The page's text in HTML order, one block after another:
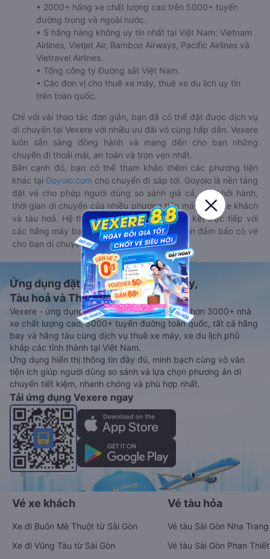
• 2000+ hãng xe chất lượng cao trên 5000+ tuyến
đường trong và ngoài nước.
• 5 hãng hàng không uy tín nhất tại Việt Nam: Vietnam
Airlines, Vietjet Air, Bamboo Airways, Pacific Airlines và
Vietravel Airlines.
• Tổng công ty Đường sắt Việt Nam.
• Các đơn vị cho thuê xe máy, thuê xe du lịch uy tín
trên toàn quốc.
Chỉ với vài thao tác đơn giản, bạn đã có thể đặt được dịch vụ
di chuyển tại Vexere với nhiều ưu đãi vô cùng hấp dẫn. Vexere
luôn sẵn sàng đồng hành và mang đến cho bạn những
chuyến đi thoải mái, an toàn và trọn vẹn nhất.
Bên cạnh đó, bạn có thể tham khảo thêm các phương tiện
khác tại Goyolo.com cho chuyến đi sắp tới. Goyolo là nền tảng
đặt vé cho phép người dùng so sánh giá cả, giờ khởi hành,
thời gian di chuyển của nhiều phương tiện máy bay, xe khách
và tàu hoả. Hệ thống của Goyolo được liên kết trực tiếp với
các hãng máy bay, xe khách và tàu hoả, luôn đảm bảo có vé
cho bạn di chuyển.
Ứng dụng đặt vé Xe khách, Máy bay,
Tàu hoả và Thuê xe
Vexere - ứng dụng đặt vé đa phương tiện với hơn 3000+ nhà
xe chất lượng cao, 5000+ tuyến đường toàn quốc, tất cả hãng
bay và hãng tàu cùng dịch vụ thuê xe máy, xe du lịch phủ
khắp các tỉnh thành tại Việt Nam.
Ứng dụng hiển thị thông tin đầy đủ, minh bạch cùng vô vàn
tiện ích giúp người dùng so sánh và lựa chọn phương án di
chuyển tiết kiệm, nhanh chóng và phù hợp nhất.
Tải ứng dụng Vexere ngay
Vé xe khách
Xe đi Buôn Mê Thuột từ Sài Gòn
Xe đi Vũng Tàu từ Sài Gòn
Vé tàu hỏa
Vé tàu Sài Gòn Nha Trang
Vé tàu Sài Gòn Phan Thiết